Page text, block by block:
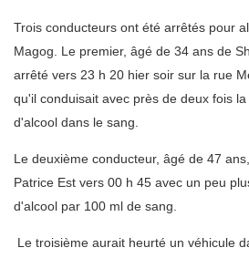
Trois conducteurs ont été arrêtés pour
Magog. Le premier, âgé de 34 ans de
arrêté vers 23 h 20 hier soir sur la rue
qu'il conduisait avec près de deux fois
d'alcool dans le sang.
Le deuxième conducteur, âgé de 47
Patrice Est vers 00 h 45 avec un peu
d'alcool par 100 ml de sang.
Le troisième aurait heurté un véhicule